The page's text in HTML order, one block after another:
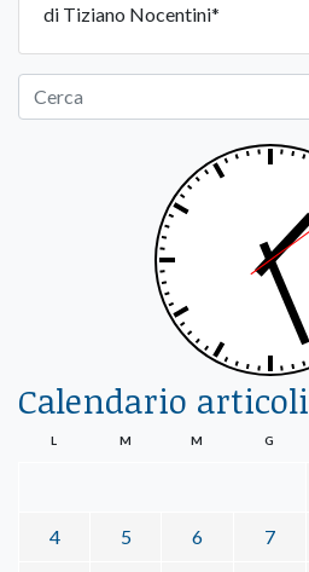
di Tiziano Nocentini*
Calendario articoli
L M M G
4 5 6 7